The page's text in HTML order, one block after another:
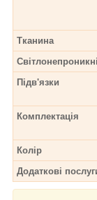
Тканина
Підв'язки
Комплектація
Колір
Додаткові